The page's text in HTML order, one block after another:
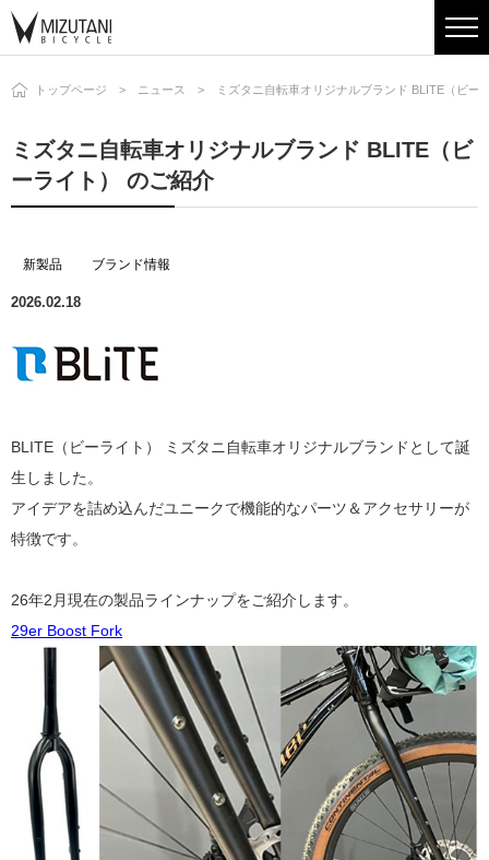
トップページ ニュース ミズタニ自転車オリジナルブランド BLITE（ビー
ミズタニ自転車オリジナルブランド BLITE（ビ
ーライト） のご紹介
新製品 ブランド情報
2026.02.18
BLITE（ビーライト） ミズタニ自転車オリジナルブランドとして誕
生しました。
アイデアを詰め込んだユニークで機能的なパーツ＆アクセサリーが
特徴です。
26年2月現在の製品ラインナップをご紹介します。
29er Boost Fork